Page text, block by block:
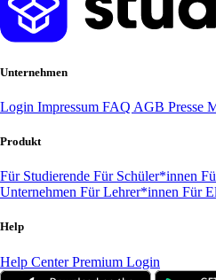
Unternehmen
Login Impressum FAQ AGB Presse
Produkt
Für Studierende Für Schüler*innen
Unternehmen Für Lehrer*innen Für
Help
Help CenterPremium Login